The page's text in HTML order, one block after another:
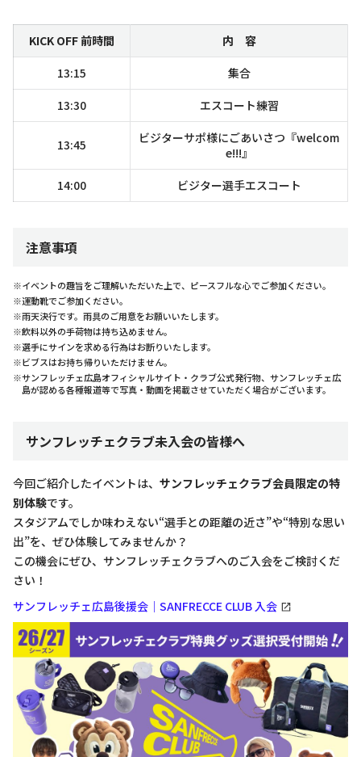
KICK OFF 前時間
内 容
13:15
集合
13:30
エスコート練習
13:45
ビジターサポ様にごあいさつ『welcom
e!!!』
14:00
ビジター選手エスコート
注意事項
※イベントの趣旨をご理解いただいた上で、ピースフルな心でご参加ください。
※運動靴でご参加ください。
※雨天決行です。雨具のご用意をお願いいたします。
※飲料以外の手荷物は持ち込めません。
※選手にサインを求める行為はお断りいたします。
※ビブスはお持ち帰りいただけません。
※サンフレッチェ広島オフィシャルサイト・クラブ公式発行物、サンフレッチェ広
島が認める各種報道等で写真・動画を掲載させていただく場合がございます。
サンフレッチェクラブ未入会の皆様へ
今回ご紹介したイベントは、 サンフレッチェクラブ会員限定の特
別体験です。
スタジアムでしか味わえない“選手との距離の近さ”や“特別な思い
出”を、ぜひ体験してみませんか？
この機会にぜひ、サンフレッチェクラブへのご入会をご検討くだ
さい！
サンフレッチェ広島後援会｜SANFRECCE CLUB 入会